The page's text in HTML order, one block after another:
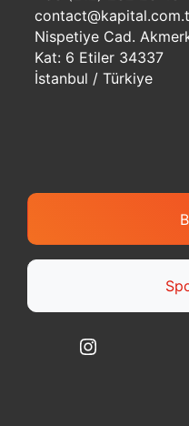
Nispetiye Cad.
Kat: 6 Etiler 34337
İstanbul / Türkiye